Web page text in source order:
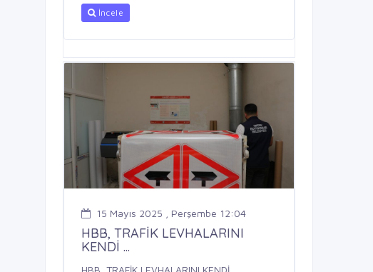
İncele
15 Mayıs 2025 , Perşembe 12:04
HBB, TRAFİK LEVHALARINI
KENDİ ...
HBB, TRAFİK LEVHALARINI KENDİ